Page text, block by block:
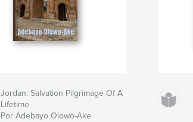
Jordan: Salvation Pilgrimage Of A
Lifetime
Por Adebayo Olowo-Ake